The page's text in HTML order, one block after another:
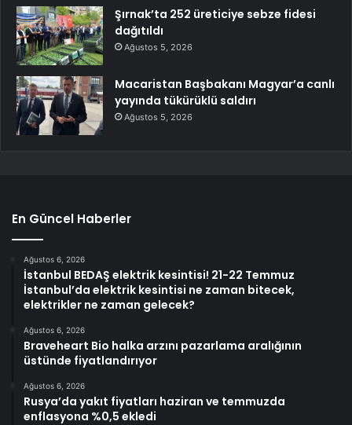
Şırnak’ta 252 üreticiye sebze fidesi
dağıtıldı
Ağustos 5, 2026
Macaristan Başbakanı Magyar’a canlı
yayında tükürüklü saldırı
Ağustos 5, 2026
En Güncel Haberler
Ağustos 6, 2026
İstanbul BEDAŞ elektrik kesintisi! 21-22 Temmuz
İstanbul’da elektrik kesintisi ne zaman bitecek,
elektrikler ne zaman gelecek?
Ağustos 6, 2026
Braveheart Bio halka arzını pazarlama aralığının
üstünde fiyatlandırıyor
Ağustos 6, 2026
Rusya’da yakıt fiyatları haziran ve temmuzda
enflasyona %0,5 ekledi